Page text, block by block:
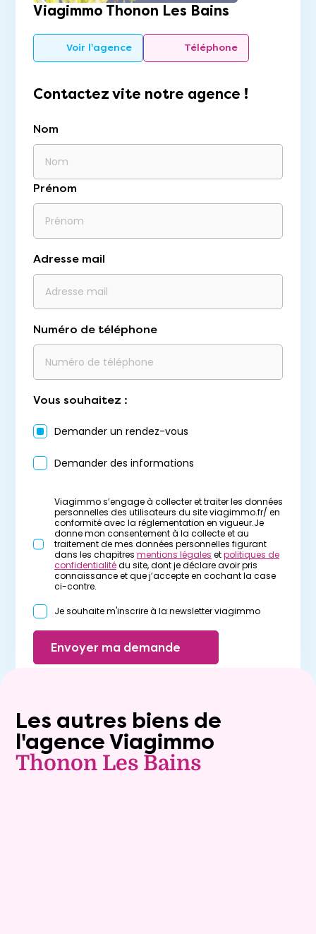
Viagimmo Thonon Les Bains
Voir l'agence Téléphone
Contactez vite notre agence !
Nom
Prénom
Adresse mail
Numéro de téléphone
Vous souhaitez :
Demander un rendez-vous
Demander des informations
Viagimmo s’engage à collecter et traiter les données
personnelles des utilisateurs du site viagimmo.fr/ en
conformité avec la réglementation en vigueur.Je
donne mon consentement à la collecte et au
traitement de mes données personnelles figurant
dans les chapitres mentions légales etpolitiques de
confidentialitédu site, dont je déclare avoir pris
connaissance et que j’accepte en cochant la case
ci-contre.
Je souhaite m'inscrire à la newsletter viagimmo
Envoyer ma demande
Les autres biens de
l'agence Viagimmo
Thonon Les Bains